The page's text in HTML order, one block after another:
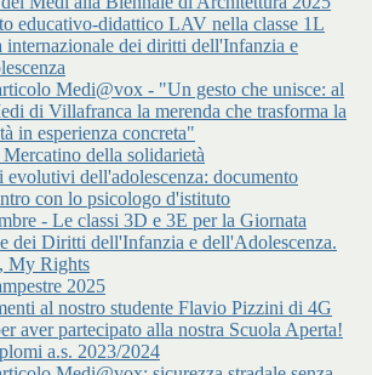
educativo-didattico LAV nella classe 1L
internazionale dei diritti dell'Infanzia e
Medi@vox - "Un gesto che unisce: al
di Villafranca la merenda che trasforma la
in esperienza concreta"
della solidarietà
evolutivi dell'adolescenza: documento
con lo psicologo d'istituto
- Le classi 3D e 3E per la Giornata
dei Diritti dell'Infanzia e dell'Adolescenza.
My Rights
2025
al nostro studente Flavio Pizzini di 4G
aver partecipato alla nostra Scuola Aperta!
a.s. 2023/2024